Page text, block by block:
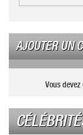
AJOUTER UN
Vous